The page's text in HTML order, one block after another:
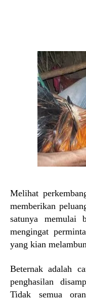
Melihat
memberikan
satunya memulai
mengingat
yang kian
Beternak adalah
penghasilan
Tidak semua